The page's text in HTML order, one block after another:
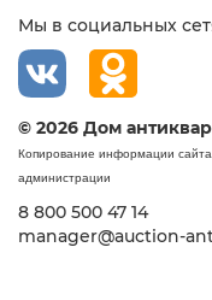
Мы в социальных
© 2026 Дом
Копирование информации
администрации
8 800 500 47 14
manager@auction-